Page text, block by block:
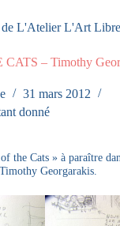
de L'Atelier L'Art Libre
– Timothy
31 mars 2012
donné
the Cats » à paraître
Georgarakis.